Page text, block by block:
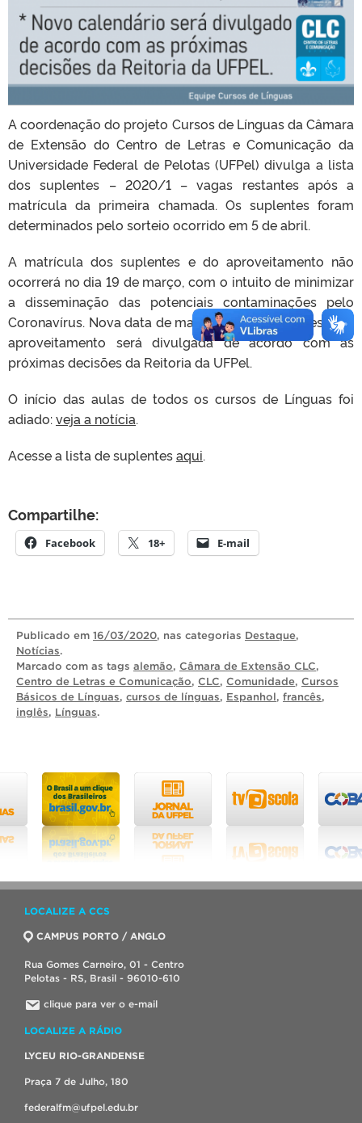
A coordenação do projeto Cursos de Línguas da Câmara
de Extensão do Centro de Letras e Comunicação da
Universidade Federal de Pelotas (UFPel) divulga a lista
dos suplentes – 2020/1 – vagas restantes após a
matrícula da primeira chamada. Os suplentes foram
determinados pelo sorteio ocorrido em 5 de abril.
A matrícula dos suplentes e do aproveitamento não
ocorrerá no dia 19 de março, com o intuito de minimizar
a disseminação das potenciais contaminações pelo
Coronavírus. Nova data de matrícula dos suplentes e do
aproveitamento será divulgada de acordo com as
próximas decisões da Reitoria da UFPel.
O início das aulas de todos os cursos de Línguas foi
adiado:veja a notícia.
Acesse a lista de suplentesaqui.
Compartilhe:
Facebook 18+ E-mail
Publicado em 16/03/2020, nas categorias Destaque,
Notícias.
Marcado com as tags alemão, Câmara de Extensão CLC,
Centro de Letras e Comunicação, CLC, Comunidade, Cursos
Básicos de Línguas, cursos de línguas, Espanhol, francês,
inglês, Línguas.
LOCALIZE A CCS
CAMPUS PORTO / ANGLO
Rua Gomes Carneiro, 01 - Centro
Pelotas - RS, Brasil - 96010-610
clique para ver o e-mail
LOCALIZE A RÁDIO
LYCEU RIO-GRANDENSE
Praça 7 de Julho, 180
federalfm@ufpel.edu.br